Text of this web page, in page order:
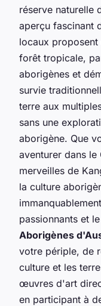
réserve naturelle
aperçu fascinant
locaux proposent
forêt tropicale,
aborigènes et
survie
terre aux
sans une
aborigène. Que
aventurer dans
merveilles de
la culture
passionnants et
Aborigènes
votre périple, de
culture et les
œuvres d'art
en participant à